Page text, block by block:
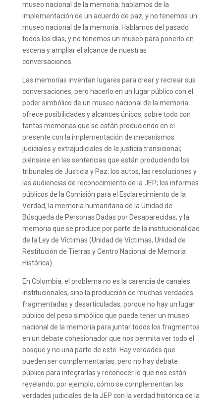
museo nacional de la memoria; hablamos de la
implementación de un acuerdo de paz, y no tenemos un
museo nacional de la memoria. Hablamos del pasado
todos los días, y no tenemos un museo para ponerlo en
escena y ampliar el alcance de nuestras
conversaciones.
Las memorias inventan lugares para crear y recrear sus
conversaciones, pero hacerlo en un lugar público con el
poder simbólico de un museo nacional de la memoria
ofrece posibilidades y alcances únicos, sobre todo con
tantas memorias que se están produciendo en el
presente con la implementación de mecanismos
judiciales y extrajudiciales de la justicia transicional;
piénsese en las sentencias que están produciendo los
tribunales de Justicia y Paz; los autos, las resoluciones y
las audiencias de reconocimiento de la JEP; los informes
públicos de la Comisión para el Esclarecimiento de la
Verdad, la memoria humanitaria de la Unidad de
Búsqueda de Personas Dadas por Desaparecidas; y la
memoria que se produce por parte de la institucionalidad
de la Ley de Víctimas (Unidad de Víctimas, Unidad de
Restitución de Tierras y Centro Nacional de Memoria
Histórica).
En Colombia, el problema no es la carencia de canales
institucionales, sino la producción de muchas verdades
fragmentadas y desarticuladas, porque no hay un lugar
público del peso simbólico que puede tener un museo
nacional de la memoria para juntar todos los fragmentos
en un debate cohesionador que nos permita ver todo el
bosque y no una parte de este. Hay verdades que
pueden ser complementarias, pero no hay debate
público para integrarlas y reconocer lo que nos están
revelando; por ejemplo, cómo se complementan las
verdades judiciales de la JEP con la verdad histórica de la